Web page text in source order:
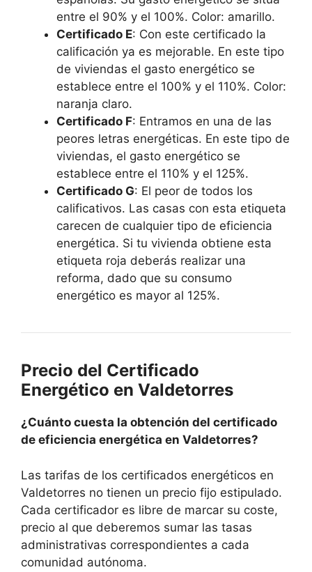
entre el 90% y el 100%. Color: amarillo.
Certificado E: Con este certificado la
calificación ya es mejorable. En este tipo
de viviendas el gasto energético se
establece entre el 100% y el 110%. Color:
naranja claro.
Certificado F: Entramos en una de las
peores letras energéticas. En este tipo de
viviendas, el gasto energético se
establece entre el 110% y el 125%.
Certificado G: El peor de todos los
calificativos. Las casas con esta etiqueta
carecen de cualquier tipo de eficiencia
energética. Si tu vivienda obtiene esta
etiqueta roja deberás realizar una
reforma, dado que su consumo
energético es mayor al 125%.
Precio del Certificado
Energético en Valdetorres
¿Cuánto cuesta la obtención del certificado
de eficiencia energética en Valdetorres?
Las tarifas de los certificados energéticos en
Valdetorres no tienen un precio fijo estipulado.
Cada certificador es libre de marcar su coste,
precio al que deberemos sumar las tasas
administrativas correspondientes a cada
comunidad autónoma.